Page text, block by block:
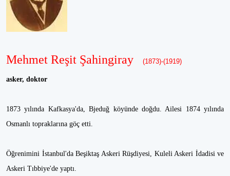
Mehmet Reşit Şahingiray (1873)-(1919)
asker, doktor
1873 yılında Kafkasya'da, Bjeduğ köyünde doğdu. Ailesi 1874 yılında
Osmanlı topraklarına göç etti.
Öğrenimini İstanbul'da Beşiktaş Askeri Rüşdiyesi, Kuleli Askeri İdadisi ve
Askeri Tıbbiye'de yaptı.